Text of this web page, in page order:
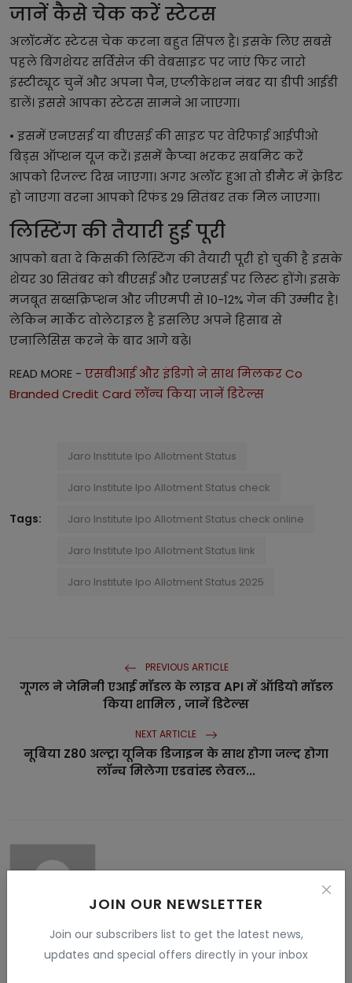
JOIN OUR NEWSLETTER
Join our subscribers list to get the latest news,
updates and special offers directly in your inbox
जानें कैसे चेक करें स्टेटस
अलॉटमेंट स्टेटस चेक करना बहुत सिंपल है। इसके लिए सबसे
पहले बिगशेयर सर्विसेज की वेबसाइट पर जाएं फिर जारो
इंस्टीट्यूट चुनें और अपना पैन, एप्लीकेशन नंबर या डीपी आईडी
डालें। इससे आपका स्टेटस सामने आ जाएगा।
• इसमें एनएसई या बीएसई की साइट पर वेरिफाई आईपीओ
बिड्स ऑप्शन यूज करें। इसमें कैप्चा भरकर सबमिट करें
आपको रिजल्ट दिख जाएगा। अगर अलॉट हुआ तो डीमैट में क्रेडिट
हो जाएगा वरना आपको रिफंड 29 सितंबर तक मिल जाएगा।
लिस्टिंग की तैयारी हुई पूरी
आपको बता दे किसकी लिस्टिंग की तैयारी पूरी हो चुकी है इसके
शेयर 30 सितंबर को बीएसई और एनएसई पर लिस्ट होंगे। इसके
मजबूत सब्सक्रिप्शन और जीएमपी से 10-12% गेन की उम्मीद है।
लेकिन मार्केट वोलेटाइल है इसलिए अपने हिसाब से
एनालिसिस करने के बाद आगे बढ़े।
READ MORE - एसबीआई और इंडिगो ने साथ मिलकर Co
Branded Credit Card लॉन्च किया जानें डिटेल्स
Tags:
Jaro Institute Ipo Allotment Status
Jaro Institute Ipo Allotment Status check
Jaro Institute Ipo Allotment Status check online
Jaro Institute Ipo Allotment Status link
Jaro Institute Ipo Allotment Status 2025
PREVIOUS ARTICLE
गूगल ने जेमिनी एआई मॉडल के लाइव API में ऑडियो मॉडल
किया शामिल , जानें डिटेल्स
NEXT ARTICLE
नूबिया Z80 अल्ट्रा यूनिक डिजाइन के साथ होगा जल्द होगा
लॉन्च मिलेगा एडवांस्ड लेवल...
Vandana Rajput
My name is Vandana Raghav. I live in Jodhpur. I have done